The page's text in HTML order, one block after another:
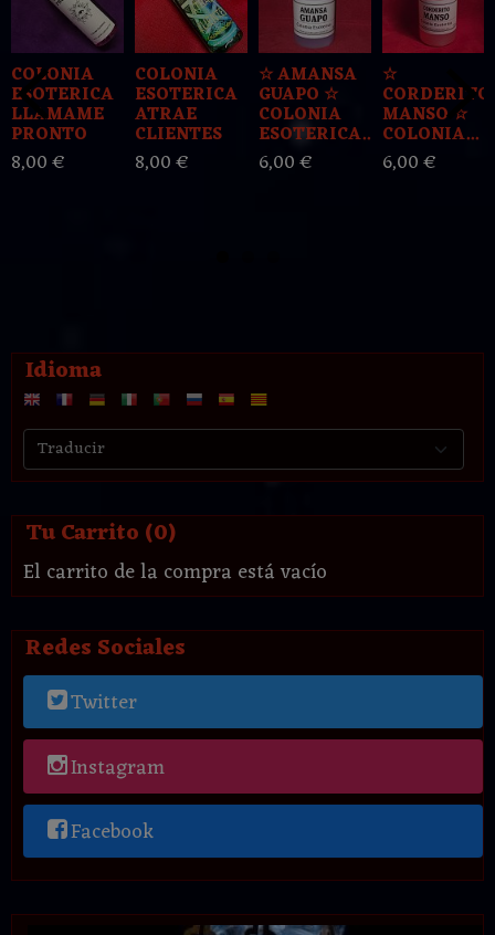
Idioma
Tu Carrito (0)
El carrito de la compra está vacío
Redes Sociales
Twitter
Instagram
Facebook
COLONIA
ESOTERICA
LLAMAME
PRONTO
8,00 €
COLONIA
ESOTERICA
ATRAE
CLIENTES
8,00 €
☆ AMANSA
GUAPO ☆
COLONIA
ESOTERICA...
6,00 €
☆
CORDERITO
MANSO ☆
COLONIA...
6,00 €